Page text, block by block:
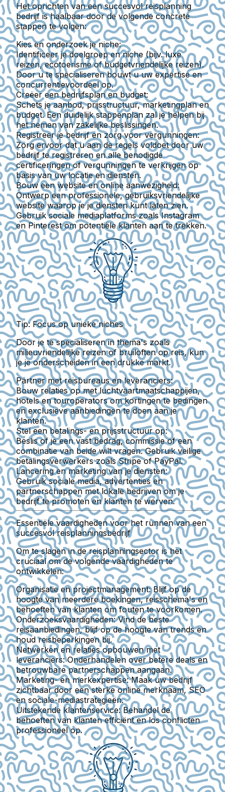
Het oprichten van een succesvol reisplanning
bedrijf is haalbaar door de volgende concrete
stappen te volgen:
Kies en onderzoek je niche:
Identificeer je doelgroep en niche (bijv. luxe
reizen, ecotoerisme of budgetvriendelijke reizen).
Door u te specialiseren bouwt u uw expertise en
concurrentievoordeel op.
Creëer een bedrijfsplan en budget:
Schets je aanbod, prijsstructuur, marketingplan en
budget. Een duidelijk stappenplan zal je helpen bij
het nemen van zakelijke beslissingen.
Registreer je bedrijf en zorg voor vergunningen:
Zorg ervoor dat u aan de regels voldoet door uw
bedrijf te registreren en alle benodigde
certificeringen of vergunningen te verkrijgen op
basis van uw locatie en diensten.
Bouw een website en online aanwezigheid:
Ontwerp een professionele, gebruiksvriendelijke
website waarop je je diensten kunt laten zien.
Gebruik sociale mediaplatforms zoals Instagram
en Pinterest om potentiële klanten aan te trekken.
Tip: Focus op unieke niches
Door je te specialiseren in thema's zoals
milieuvriendelijke reizen of bruiloften op reis, kun
je je onderscheiden in een drukke markt.
Partner met reisbureaus en leveranciers:
Bouw relaties op met luchtvaartmaatschappijen,
hotels en touroperators om kortingen te bedingen
en exclusieve aanbiedingen te doen aan je
klanten.
Stel een betalings- en prijsstructuur op:
Beslis of je een vast bedrag, commissie of een
combinatie van beide wilt vragen. Gebruik veilige
betalingsverwerkers zoals Stripe of PayPal.
Lancering en marketing van je diensten:
Gebruik sociale media, advertenties en
partnerschappen met lokale bedrijven om je
bedrijf te promoten en klanten te werven.
Essentiële vaardigheden voor het runnen van een
succesvol reisplanningsbedrijf
Om te slagen in de reisplanningsector is het
cruciaal om de volgende vaardigheden te
ontwikkelen:
Organisatie en projectmanagement:Blijf op de
hoogte van meerdere boekingen, reisschema's en
behoeften van klanten om fouten te voorkomen.
Onderzoeksvaardigheden:Vind de beste
reisaanbiedingen, blijf op de hoogte van trends en
houd reisbeperkingen bij.
Netwerken en relaties opbouwen met
leveranciers:Onderhandelen over betere deals en
betrouwbare partnerschappen aangaan.
Marketing- en merkexpertise:Maak uw bedrijf
zichtbaar door een sterke online merknaam, SEO
en sociale-mediastrategieën.
Uitstekende klantenservice:Behandel de
behoeften van klanten efficiënt en los conflicten
professioneel op.